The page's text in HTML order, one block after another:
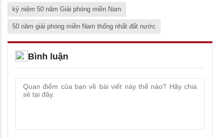
kỷ niệm 50 năm Giải phóng miền Nam
50 năm giải phóng miền Nam thống nhất đất nước
Bình luận